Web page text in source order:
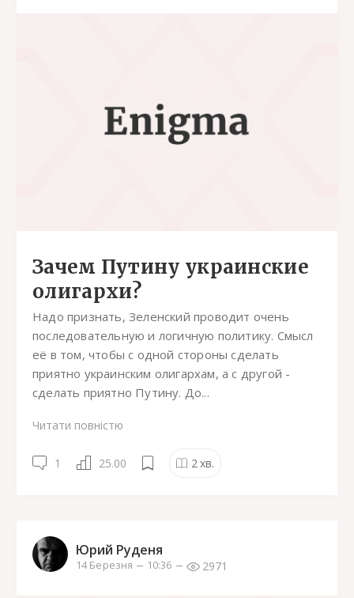
Зачем Путину украинские
олигархи?
Надо признать, Зеленский проводит очень
последовательную и логичную политику. Смысл
её в том, чтобы с одной стороны сделать
приятно украинским олигархам, а с другой -
сделать приятно Путину. До...
Читати повністю
1 25.00 2хв.
Юрий Руденя
14 Березня 10:36 2971